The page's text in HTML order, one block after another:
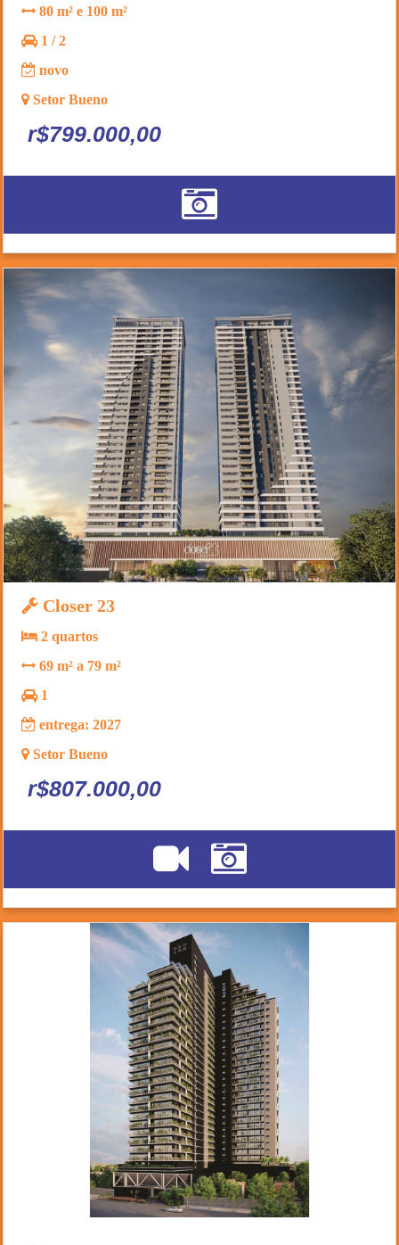
80 m² e 100 m²
1 / 2
novo
Setor Bueno
r$799.000,00
Closer 23
2 quartos
69 m² a 79 m²
1
entrega: 2027
Setor Bueno
r$807.000,00